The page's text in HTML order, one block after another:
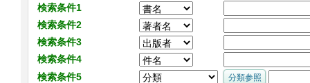
検索条件1
検索条件2
検索条件3
検索条件4
検索条件5